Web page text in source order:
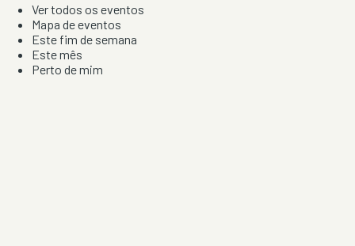
Ver todos os eventos
Mapa de eventos
Este fim de semana
Este mês
Perto de mim